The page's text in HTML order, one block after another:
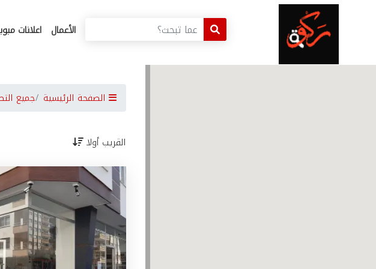
الأعمال اعلانات
الصفحة الرئيسية جميع
القريب أولا